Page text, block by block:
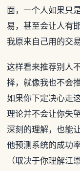
面，一个人如果只
易，甚至会让人有
我原来自己用的交
这样看来推荐别人
择，就像我也不会
如果你下定决心走
理论并不会让你失
深刻的理解，也能
他预测系统的成功
（取决于你理解江